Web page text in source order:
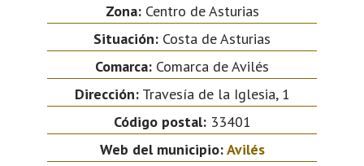
Zona:Centro de Asturias
Situación: Costa de Asturias
Comarca: Comarca de Avilés
Dirección:Travesía de la Iglesia, 1
Código postal:33401
Web del municipio:Avilés